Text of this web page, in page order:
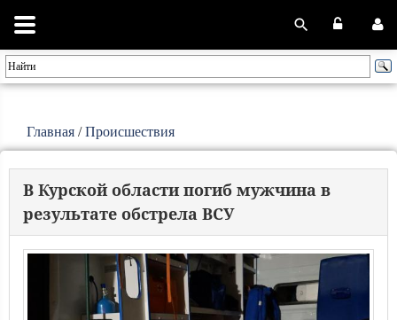
Главная /Происшествия
В Курской области погиб мужчина в
результате обстрела ВСУ